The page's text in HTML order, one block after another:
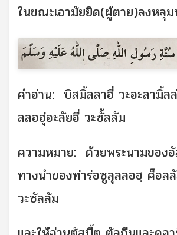
ในขณะเอามัยยิด(ผู้ตาย)ลงหลุ
คำอ่าน: บิสมิ้ลลาฮี่ วะอะลามิ้ล
ลลอฮุ่อะลัยฮี่ วะซั้ลลัม
ความหมาย: ด้วยพระนามของ
ทางนำของท่าร่อซูลุลลอฮฺ ศ็อล
วะซัลลัม